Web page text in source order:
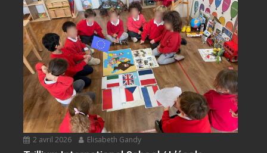
2 avril 2026 Elisabeth Gandy